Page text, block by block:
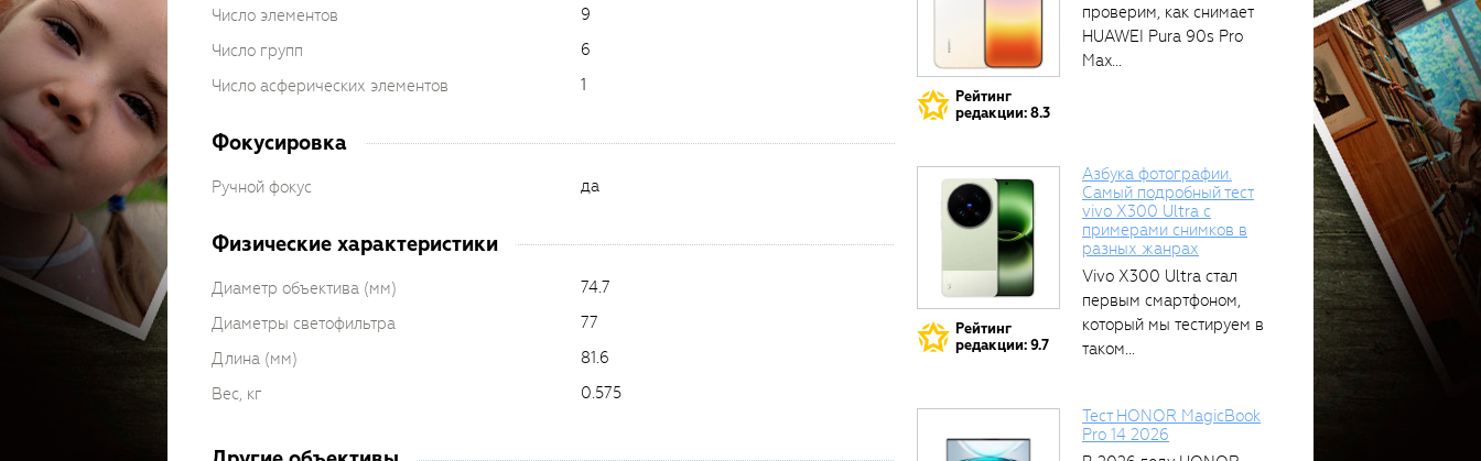
Число элементов
9
Число групп
6
Число асферических элементов
1
Фокусировка
Ручной фокус да
Физические характеристики
Диаметр объектива (мм)
74.7
Диаметры светофильтра
77
Длина (мм)
81.6
Вес, кг
0.575
Рейтинг
редакции: 8.3
проверим, как снимает
HUAWEI Pura 90s Pro
Max...
Рейтинг
редакции: 9.7
Азбука фотографии.
Самый подробный тест
vivo X300 Ultra с
примерами снимков в
разных жанрах
Vivo X300 Ultra стал
первым смартфоном,
который мы тестируем в
таком...
Тест HONOR MagicBook
Pro 14 2026